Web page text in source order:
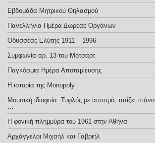
Εβδομάδα Μητρικού Θηλασμού
Πανελλήνια Ημέρα Δωρεάς Οργάνων
Οδυσσέας Ελύτης 1911 – 1996
Συμφωνία αρ. 13 του Μότσαρτ
Παγκόσμια Ημέρα Αποταμίευσης
Η ιστορία της Monopoly
Μουσική ιδιοφυία: Τυφλός με αυτισμό, παίζει πιάνο
…
Η φονική πλημμύρα του 1961 στην Αθήνα
Αρχάγγελοι Μιχαήλ και Γαβριήλ